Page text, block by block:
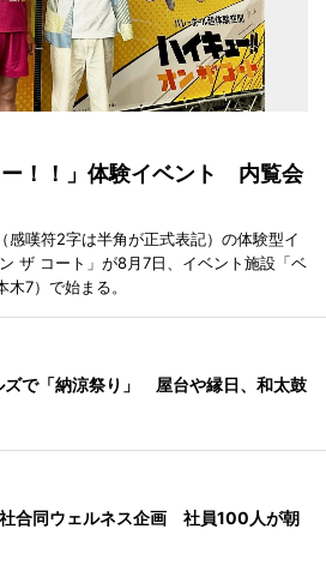
！！」体験イベント 内覧会
感嘆符2字は半角が正式表記）の体験型イ
ザ コート」が8月7日、イベント施設「ベ
7）で始まる。
ズで「納涼祭り」 屋台や縁日、和太鼓
合同ウェルネス企画 社員100人が朝